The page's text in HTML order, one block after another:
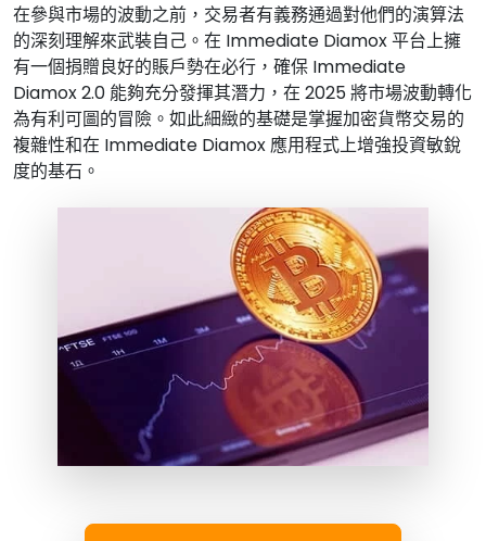
在參與市場的波動之前，交易者有義務通過對他們的演算法
的深刻理解來武裝自己。在 Immediate Diamox 平台上擁
有一個捐贈良好的賬戶勢在必行，確保 Immediate
Diamox 2.0 能夠充分發揮其潛力，在 2025 將市場波動轉化
為有利可圖的冒險。如此細緻的基礎是掌握加密貨幣交易的
複雜性和在 Immediate Diamox 應用程式上增強投資敏銳
度的基石。